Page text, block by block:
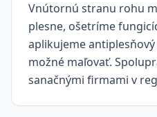
Vnútornú stranu rohu
plesne, ošetríme
aplikujeme
možné maľovať.
sanačnými firmami v